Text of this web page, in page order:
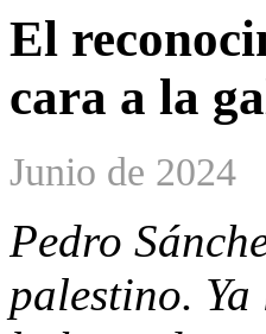
El
cara a la
Junio de 2024
Pedro
palestino.